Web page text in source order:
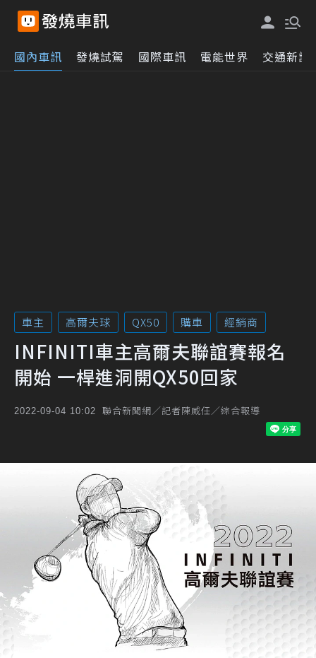
國內車訊 發燒試駕 國際車訊 電能世界 交通新訊
車主 高爾夫球 QX50 購車 經銷商
INFINITI車主高爾夫聯誼賽報名
開始 一桿進洞開QX50回家
2022-09-04 10:02 聯合新聞網／記者陳威任／綜合報導